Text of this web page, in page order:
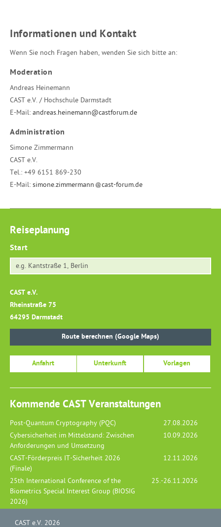
Informationen und Kontakt
Wenn Sie noch Fragen haben, wenden Sie sich bitte an:
Moderation
Andreas Heinemann
CAST e.V. / Hochschule Darmstadt
E-Mail: andreas.heinemann@castforum.de
Administration
Simone Zimmermann
CAST e.V.
Tel.: +49 6151 869-230
E-Mail: simone.zimmermann cast-forum.de
Reiseplanung
Start
CAST e.V.
Rheinstraße 75
64295 Darmstadt
Route berechnen (Google Maps)
Anfahrt Unterkunft Vorlagen
Kommende CAST Veranstaltungen
Post-Quantum Cryptography (PQC)
27.08.2026
Cybersicherheit im Mittelstand: Zwischen
Anforderungen und Umsetzung
10.09.2026
CAST-Förderpreis IT-Sicherheit 2026
(Finale)
12.11.2026
25th International Conference of the
Biometrics Special Interest Group (BIOSIG
2026)
25.-26.11.2026
CAST e.V. 2026